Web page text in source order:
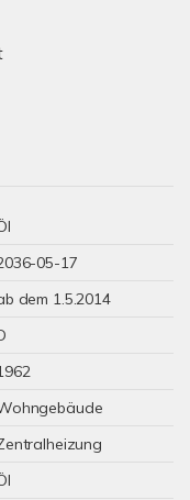
05-17
dem 1.5.2014